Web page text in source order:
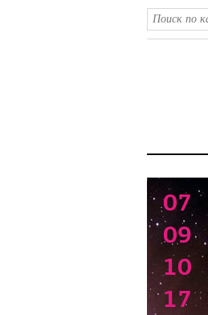
07
09
10
17